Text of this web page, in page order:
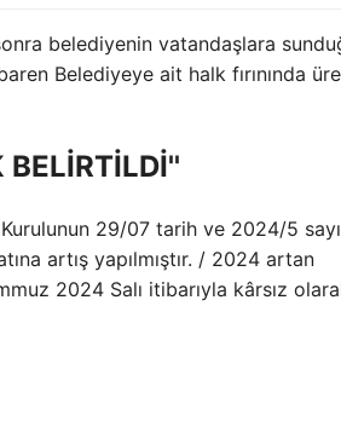
belediyenin vatandaşlara
Belediyeye ait halk fırınında
29/07 tarih ve 2024/5
artış yapılmıştır. / 2024 artan
2024 Salı itibarıyla kârsız